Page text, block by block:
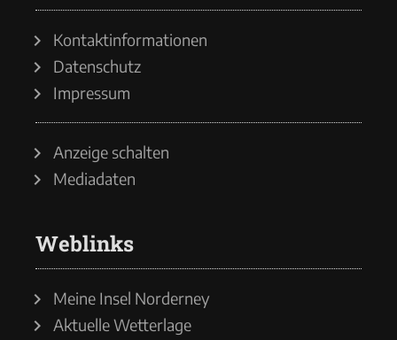
Kontaktinformationen
Datenschutz
Impressum
Anzeige schalten
Mediadaten
Weblinks
Meine Insel Norderney
Aktuelle Wetterlage